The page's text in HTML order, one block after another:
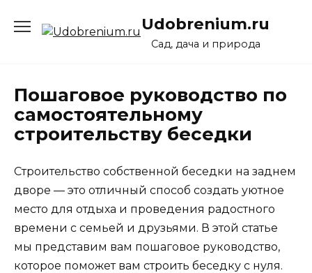
содержанию
Udobrenium.ru
Сад, дача и природа
Пошаговое руководство по
самостоятельному
строительству беседки
Строительство собственной беседки на заднем
дворе — это отличный способ создать уютное
место для отдыха и проведения радостного
времени с семьей и друзьями. В этой статье
мы представим вам пошаговое руководство,
которое поможет вам строить беседку с нуля.